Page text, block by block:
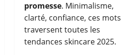
promesse. Minimalisme,
clarté, confiance, ces mots
traversent toutes les
tendances skincare 2025.